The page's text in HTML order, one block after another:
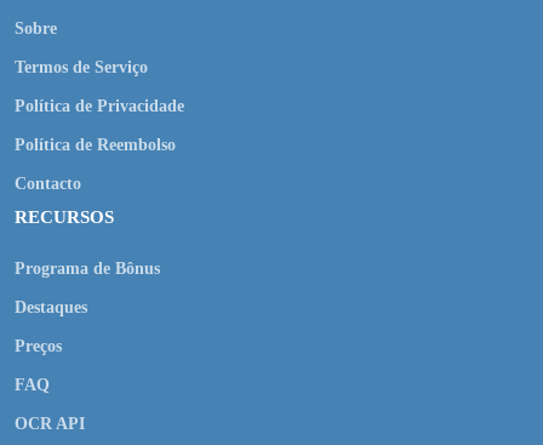
Sobre
Termos de Serviço
Política de Privacidade
Política de Reembolso
Contacto
RECURSOS
Programa de Bônus
Destaques
Preços
FAQ
OCR API